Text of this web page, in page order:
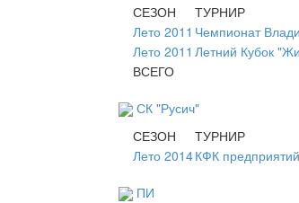
СЕЗОН
ТУРНИР
Лето 2011 Чемпионат
Лето 2011 Летний Кубок
ВСЕГО
СК "Русич"
СЕЗОН
ТУРНИР
Лето 2014КФК
ПИ